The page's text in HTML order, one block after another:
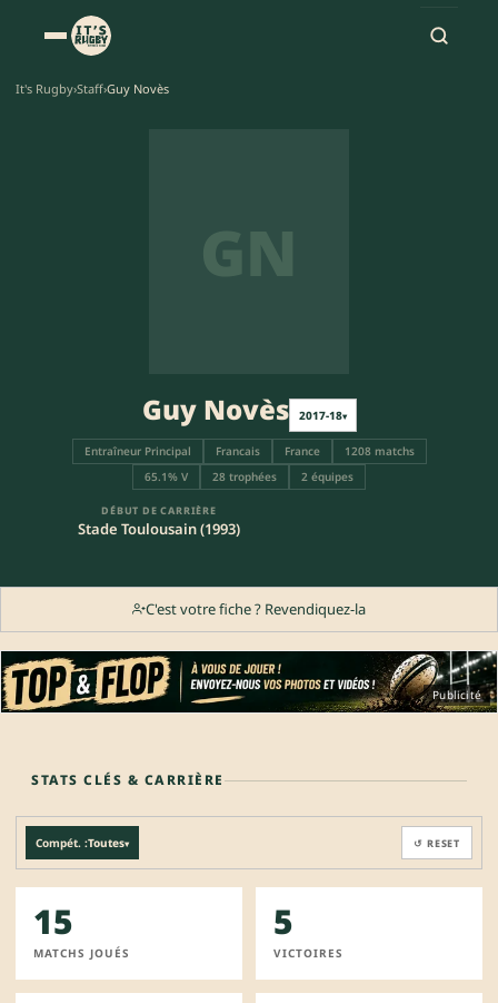
It's Rugby›Staff›Guy Novès
GN
Guy Novès 2017-18▾
Entraîneur Principal Francais France
1208 matchs
65.1% V
28 trophées 2 équipes
DÉBUT DE CARRIÈRE
Stade Toulousain (1993)
C'est votre fiche ? Revendiquez-la
Publicité
STATS CLÉS & CARRIÈRE
Compét. :Toutes▾ ↺ RESET
15
MATCHS JOUÉS
5
VICTOIRES